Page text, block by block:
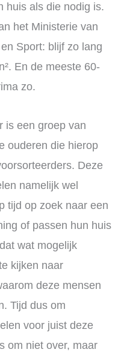
huis als die nodig is.
het Ministerie van
Sport: blijf zo lang
En de meeste 60-
zo.
is een groep van
ouderen die hierop
Deze
namelijk wel
tijd op zoek naar een
of passen hun huis
wat mogelijk
kijken naar
deze mensen
Tijd dus om
voor juist deze
om niet over, maar